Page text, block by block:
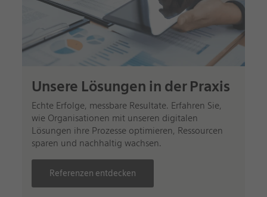
Unsere Lösungen in der Praxis
Echte Erfolge, messbare Resultate. Erfahren Sie,
wie Organisationen mit unseren digitalen
Lösungen ihre Prozesse optimieren, Ressourcen
sparen und nachhaltig wachsen.
Referenzen entdecken